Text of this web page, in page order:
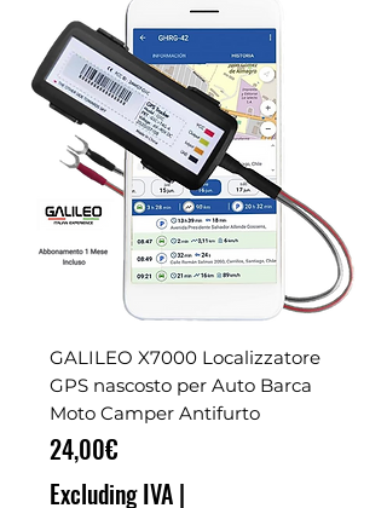
GALILEO X7000 Localizzatore
GPS nascosto per Auto Barca
Moto Camper Antifurto
Price
24,00€
Excluding IVA |